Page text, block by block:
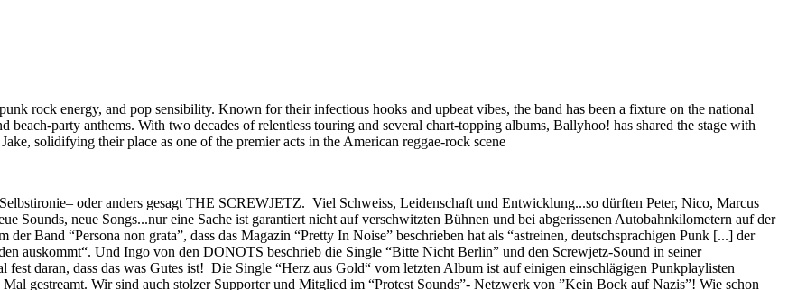
rock energy, and pop sensibility. Known for their infectious hooks and upbeat vibes, the band has been a fixture on the national
party anthems. With two decades of relentless touring and several chart-topping albums, Ballyhoo! has shared the stage with
solidifying their place as one of the premier acts in the American reggae-rock scene
oder anders gesagt THE SCREWJETZ. Viel Schweiss, Leidenschaft und Entwicklung...so dürften Peter, Nico, Marcus
Sounds, neue Songs...nur eine Sache ist garantiert nicht auf verschwitzten Bühnen und bei abgerissenen Autobahnkilometern auf der
Band “Persona non grata”, dass das Magazin “Pretty In Noise” beschrieben hat als “astreinen, deutschsprachigen Punk [...] der
auskommt“. Und Ingo von den DONOTS beschrieb die Single “Bitte Nicht Berlin” und den Screwjetz-Sound in seiner
daran, dass das was Gutes ist! Die Single “Herz aus Gold“ vom letzten Album ist auf einigen einschlägigen Punkplaylisten
gestreamt. Wir sind auch stolzer Supporter und Mitglied im “Protest Sounds”- Netzwerk von ”Kein Bock auf Nazis”! Wie schon